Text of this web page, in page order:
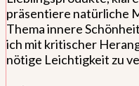
präsentiere natürliche
Thema innere
ich mit kritischer
nötige Leichtigkeit zu